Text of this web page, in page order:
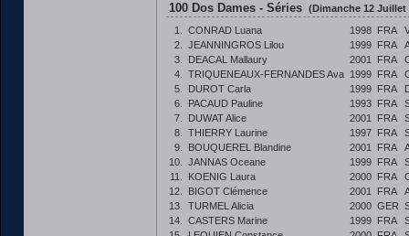
100 Dos Dames - Séries (Dimanche 12 Juillet
1.
CONRAD Luana 1998 FRA
2.
JEANNINGROS Lilou 1999 FRA
3.
DEACAL Mallaury 2001 FRA
4.
TRIQUENEAUX-FERNANDES Ava 1999 FRA
5.
DUROT Carla 1999 FRA
6.
PACAUD Pauline 1993 FRA
7.
DUWAT Alice 2001 FRA
8.
THIERRY Laurine 1997 FRA
9.
BOUQUEREL Blandine 2001 FRA
10.
JANNAS Oceane 1999 FRA
11.
KOENIG Laura 2000 FRA
12.
BIGOT Clémence 2001 FRA
13.
TURMEL Alicia 2000 GER
14.
CASTERS Marine 1999 FRA